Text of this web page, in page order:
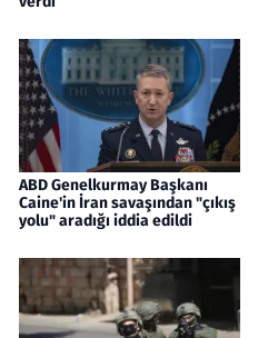
ABD Genelkurmay Başkanı
Caine'in İran savaşından "çıkış
yolu" aradığı iddia edildi